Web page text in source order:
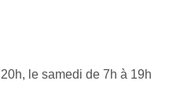
le samedi de 7h à 19h